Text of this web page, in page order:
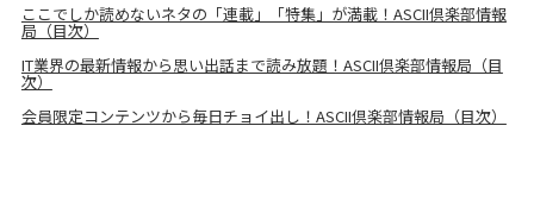
ここでしか読めないネタの「連載」「特集」が満載！ASCII倶楽部情報
局（目次）
IT業界の最新情報から思い出話まで読み放題！ASCII倶楽部情報局（目
次）
会員限定コンテンツから毎日チョイ出し！ASCII倶楽部情報局（目次）